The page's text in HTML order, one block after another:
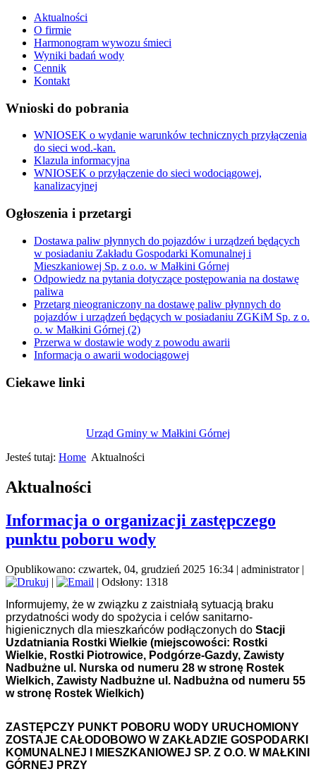
Aktualności
O firmie
Harmonogram wywozu śmieci
Wyniki badań wody
Cennik
Kontakt
Wnioski do pobrania
WNIOSEK o wydanie warunków technicznych przyłączenia
do sieci wod.-kan.
Klazula informacyjna
WNIOSEK o przyłączenie do sieci wodociągowej,
kanalizacyjnej
Ogłoszenia i przetargi
Dostawa paliw płynnych do pojazdów i urządzeń będących
w posiadaniu Zakładu Gospodarki Komunalnej i
Mieszkaniowej Sp. z o.o. w Małkini Górnej
Odpowiedz na pytania dotyczące postępowania na dostawę
paliwa
Przetarg nieograniczony na dostawę paliw płynnych do
pojazdów i urządzeń będących w posiadaniu ZGKiM Sp. z o.
o. w Małkini Górnej (2)
Przerwa w dostawie wody z powodu awarii
Informacja o awarii wodociągowej
Ciekawe linki
Urząd Gminy w Małkini Górnej
Jesteś tutaj: Home Aktualności
Aktualności
Informacja o organizacji zastępczego
punktu poboru wody
Opublikowano: czwartek, 04, grudzień 2025 16:34 | administrator|
|
| Odsłony: 1318
Informujemy, że w związku z zaistniałą sytuacją braku
przydatności wody do spożycia i celów sanitarno-
higienicznych dla mieszkańców podłączonych do Stacji
Uzdatniania Rostki Wielkie (miejscowości: Rostki
Wielkie, Rostki Piotrowice, Podgórze-Gazdy, Zawisty
Nadbużne ul. Nurska od numeru 28 w stronę Rostek
Wielkich, Zawisty Nadbużne ul. Nadbużna od numeru 55
w stronę Rostek Wielkich)
ZASTĘPCZY PUNKT POBORU WODY URUCHOMIONY
ZOSTAJE CAŁODOBOWO W ZAKŁADZIE GOSPODARKI
KOMUNALNEJ I MIESZKANIOWEJ SP. Z O.O. W MAŁKINI
GÓRNEJ PRZY